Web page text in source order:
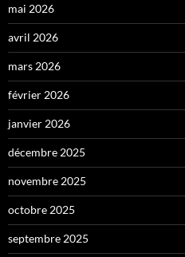
mai 2026
avril 2026
mars 2026
février 2026
janvier 2026
décembre 2025
novembre 2025
octobre 2025
septembre 2025